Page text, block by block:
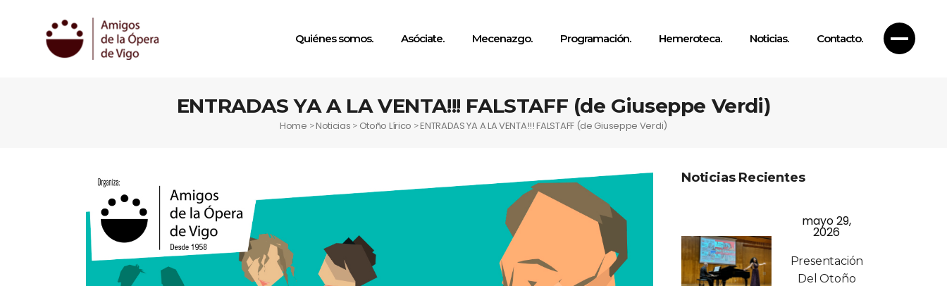
Quiénes somos. Asóciate. Mecenazgo. Programación. Hemeroteca. Noticias. Contacto.
ENTRADAS YA A LA VENTA!!! FALSTAFF (de Giuseppe Verdi)
Home >Noticias > Otoño Lírico >ENTRADAS YA A LA VENTA!!! FALSTAFF (de Giuseppe Verdi)
Noticias Recientes
mayo 29,
2026
Presentación
Del Otoño